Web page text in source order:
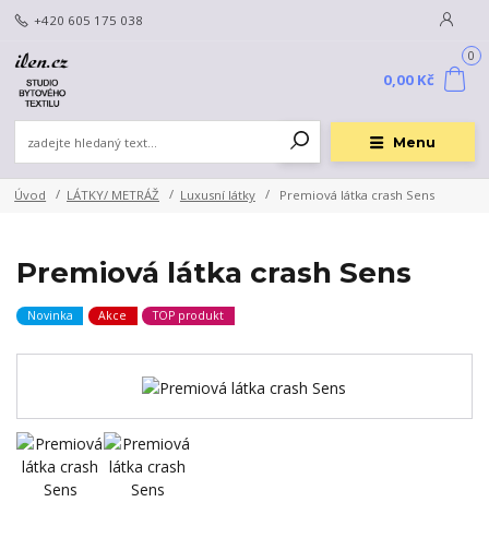
Menu
+420 605 175 038
0
0,00 Kč
Úvod LÁTKY/ METRÁŽ Luxusní látky Premiová látka crash Sens
Premiová látka crash Sens
Novinka Akce TOP produkt